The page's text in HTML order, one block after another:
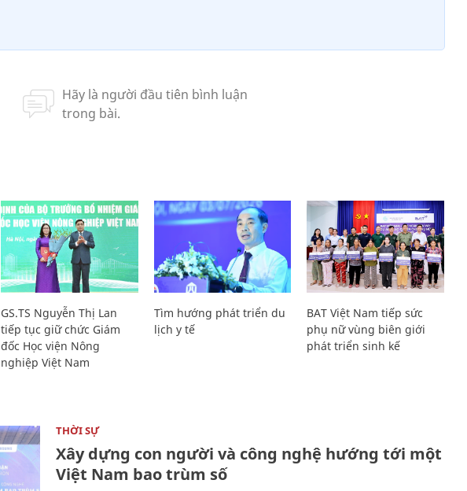
GS.TS Nguyễn Thị Lan
tiếp tục giữ chức Giám
đốc Học viện Nông
nghiệp Việt Nam
Tìm hướng phát triển du
lịch y tế
BAT Việt Nam tiếp sức
phụ nữ vùng biên giới
phát triển sinh kế
THỜI SỰ
Xây dựng con người và công nghệ hướng tới một
Việt Nam bao trùm số